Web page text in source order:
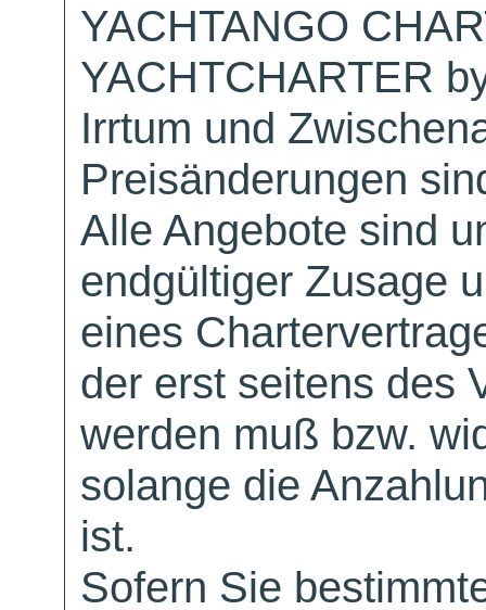
YACHTANGO
YACHTCHARTER
Irrtum und
Preisänderungen
Alle Angebote sind
endgültiger Zusage
eines
der erst seitens des
werden muß bzw.
solange die
ist.
Sofern Sie